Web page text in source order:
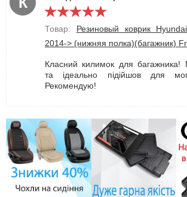
Товар: Резиновый коврик
2014-> (нижняя полка)(багажник)
Класний килимок для багажника!
та ідеально підійшов для
Рекомендую!